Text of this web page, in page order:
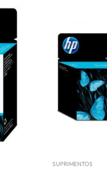
SUPRIMENTOS